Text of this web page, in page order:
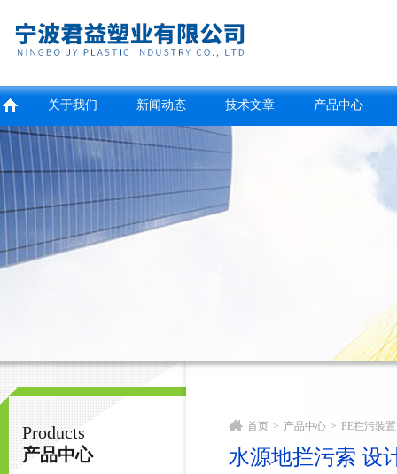
宁波君益塑业有限公司
关于我们 新闻动态 技术文章 产品中心
Products
产品中心
首页 > 产品中心 > PE拦污装置
水源地拦污索 设